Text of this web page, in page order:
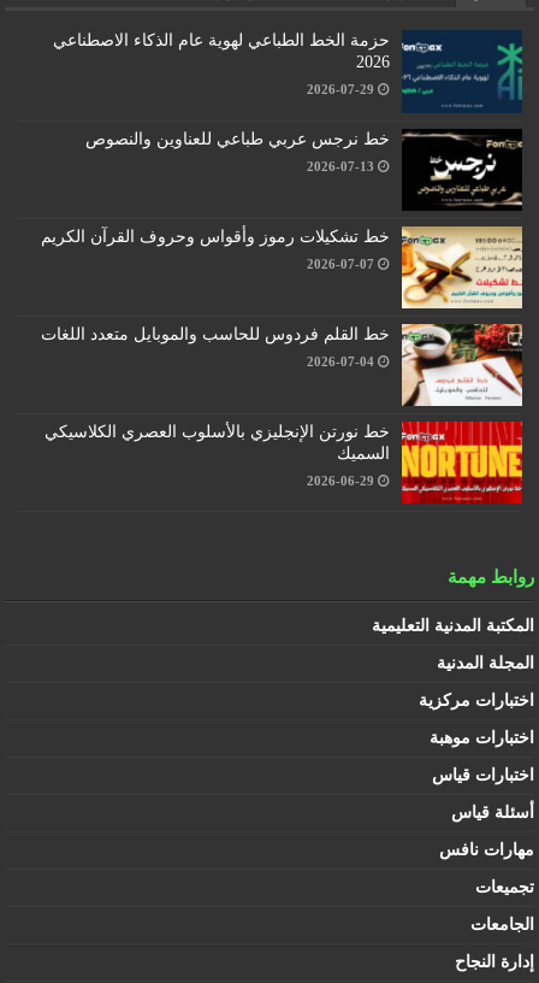
حزمة الخط الطباعي لهوية عام الذكاء الاصطناعي
2026
2026-07-29
خط نرجس عربي طباعي للعناوين والنصوص
2026-07-13
خط تشكيلات رموز وأقواس وحروف القرآن الكريم
2026-07-07
خط القلم فردوس للحاسب والموبايل متعدد اللغات
2026-07-04
خط نورتن الإنجليزي بالأسلوب العصري الكلاسيكي
السميك
2026-06-29
روابط مهمة
المكتبة المدنية التعليمية
المجلة المدنية
اختبارات مركزية
اختبارات موهبة
اختبارات قياس
أسئلة قياس
مهارات نافس
تجميعات
الجامعات
إدارة النجاح